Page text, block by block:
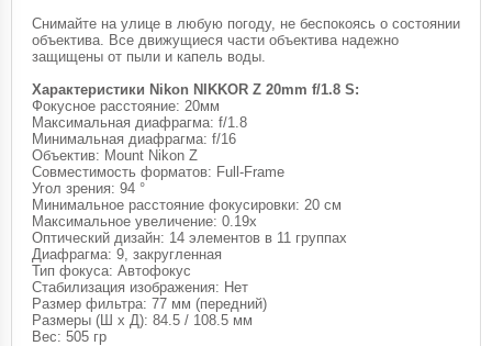
Снимайте на улице в любую погоду, не беспокоясь о состоянии
объектива. Все движущиеся части объектива надежно
защищены от пыли и капель воды.
Характеристики Nikon NIKKOR Z 20mm f/1.8 S:
Фокусное расстояние: 20мм
Максимальная диафрагма: f/1.8
Минимальная диафрагма: f/16
Объектив: Mount Nikon Z
Совместимость форматов: Full-Frame
Угол зрения: 94 °
Минимальное расстояние фокусировки: 20 см
Максимальное увеличение: 0.19x
Оптический дизайн: 14 элементов в 11 группах
Диафрагма: 9, закругленная
Тип фокуса: Автофокус
Стабилизация изображения: Нет
Размер фильтра: 77 мм (передний)
Размеры (Ш x Д): 84.5 / 108.5 мм
Вес: 505 гр